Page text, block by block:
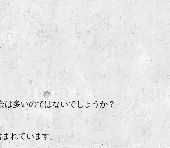
多いのではないでしょうか？
れています。